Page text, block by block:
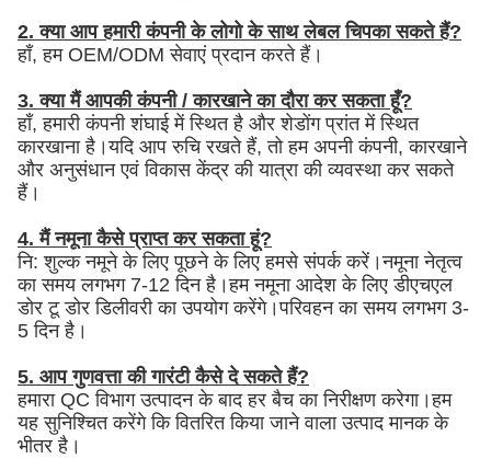
2. क्या आप हमारी कंपनी के लोगो के साथ लेबल चिपका सकते हैं?
हाँ, हम OEM/ODM सेवाएं प्रदान करते हैं।
3. क्या मैं आपकी कंपनी / कारखाने का दौरा कर सकता हूँ?
हाँ, हमारी कंपनी शंघाई में स्थित है और शेडोंग प्रांत में स्थित
कारखाना है।यदि आप रुचि रखते हैं, तो हम अपनी कंपनी, कारखाने
और अनुसंधान एवं विकास केंद्र की यात्रा की व्यवस्था कर सकते
हैं।
4. मैं नमूना कैसे प्राप्त कर सकता हूं?
नि: शुल्क नमूने के लिए पूछने के लिए हमसे संपर्क करें।नमूना नेतृत्व
का समय लगभग 7-12 दिन है।हम नमूना आदेश के लिए डीएचएल
डोर टू डोर डिलीवरी का उपयोग करेंगे।परिवहन का समय लगभग 3-
5 दिन है।
5. आप गुणवत्ता की गारंटी कैसे दे सकते हैं?
हमारा QC विभाग उत्पादन के बाद हर बैच का निरीक्षण करेगा।हम
यह सुनिश्चित करेंगे कि वितरित किया जाने वाला उत्पाद मानक के
भीतर है।